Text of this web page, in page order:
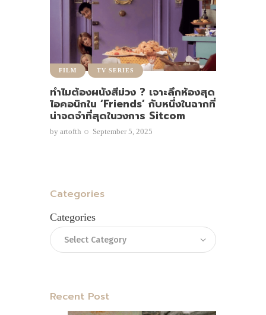
FILM TV SERIES
ทำไมต้องผนังสีม่วง ? เจาะลึกห้องสุด
ไอคอนิกใน ‘Friends’ กับหนึ่งในฉากที่
น่าจดจำที่สุดในวงการ Sitcom
by artofth September 5, 2025
Categories
Categories
Recent Post